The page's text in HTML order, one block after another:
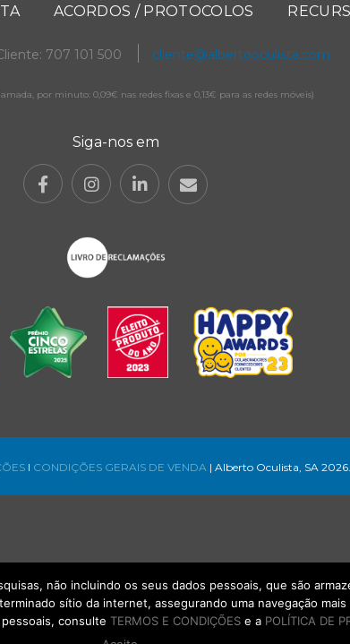
ACORDOS / PROTOCOLOS
707 101 500 cliente@albertooculista.com
por minuto: 0,09€ nas redes fixas e 0,13€ para as redes móveis)
Siga-nos em
l CONDIÇÕES GERAIS DE VENDA | Alberto Oculista, SA 2026.
não incluindo os seus dados pessoais, que são
sítio da internet, assegurando uma navegação
consulte TERMOS E CONDIÇÕESe a POLÍTICA DE